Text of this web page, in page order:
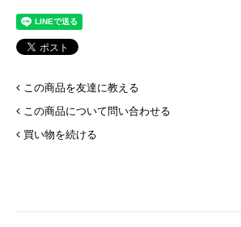
この商品を友達に教える
この商品について問い合わせる
買い物を続ける